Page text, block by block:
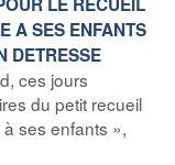
A SES ENFANTS
DETRESSE
ces jours
du petit recueil
ses enfants »,